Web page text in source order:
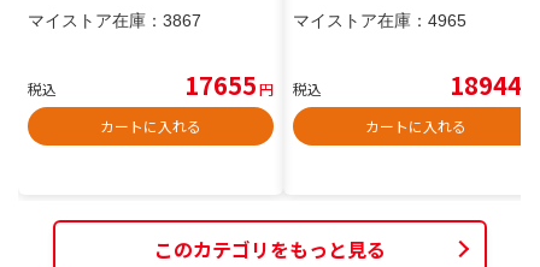
マイストア在庫： 3867
税込 17655円
カートに入れる
マイストア在庫： 4965
税込 18944
カートに入れる
このカテゴリをもっと見る